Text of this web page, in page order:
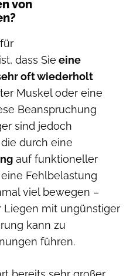
von
dass Sie eine
oft wiederholt
Muskel oder eine
Beanspruchung
sind jedoch
durch eine
auf funktioneller
Fehlbelastung
viel bewegen –
Liegen mit ungünstiger
kann zu
führen.